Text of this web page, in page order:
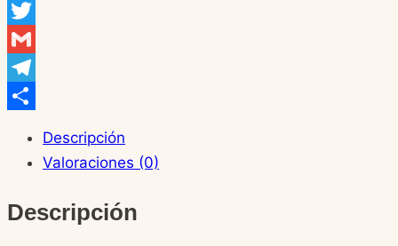
Facebook
Twitter
Gmail
Telegram
Descripción
Valoraciones (0)
Descripción